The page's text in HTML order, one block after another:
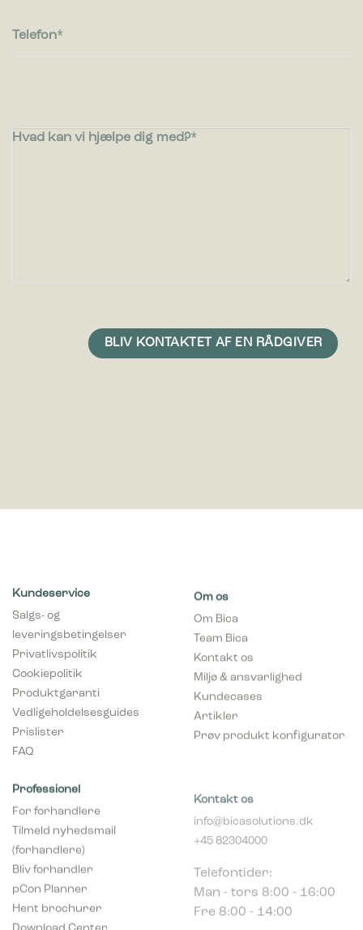
Telefon
Hvad kan vi hjælpe dig med?
Kundeservice
Salgs- og
leveringsbetingelser
Privatlivspolitik
Cookiepolitik
Produktgaranti
Vedligeholdelsesguides
Prislister
FAQ
Om os
Om Bica
Team Bica
Kontakt os
Miljø & ansvarlighed
Kundecases
Artikler
Prøv produkt konfigurator
Professionel
For forhandlere
Tilmeld nyhedsmail
(forhandlere)
Bliv forhandler
pCon Planner
Hent brochurer
Download Center
+45 82304000
Man - tors 8:00 - 16:00
Fre 8:00 - 14:00